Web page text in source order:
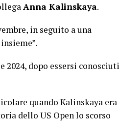
Anna Kalinskaya.
in seguito a una
dopo essersi conosciuti
quando Kalinskaya era
dello US Open lo scorso